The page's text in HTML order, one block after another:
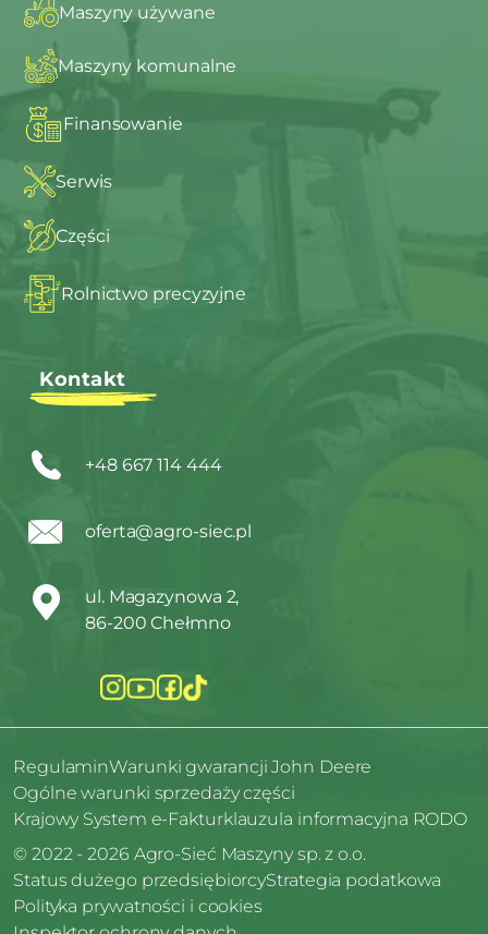
Maszyny używane
Maszyny komunalne
Finansowanie
Serwis
Części
Rolnictwo precyzyjne
Kontakt
+48 667 114 444
oferta@agro-siec.pl
ul. Magazynowa 2,
86-200 Chełmno
RegulaminWarunki gwarancji John Deere
Ogólne warunki sprzedaży części
Krajowy System e-Fakturklauzula informacyjna RODO
© 2022 - 2026 Agro-Sieć Maszyny sp. z o.o.
Status dużego przedsiębiorcyStrategia podatkowa
Polityka prywatności i cookies